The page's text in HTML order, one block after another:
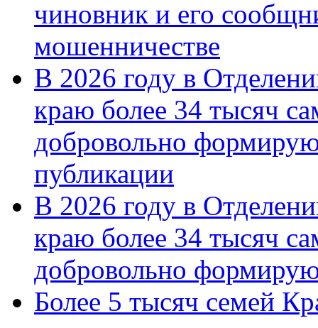
чиновник и его
мошенничестве
В 2026 году в
краю более 34 тысяч
добровольно
публикации
В 2026 году в
краю более 34 тысяч
добровольно
Более 5 тысяч семей